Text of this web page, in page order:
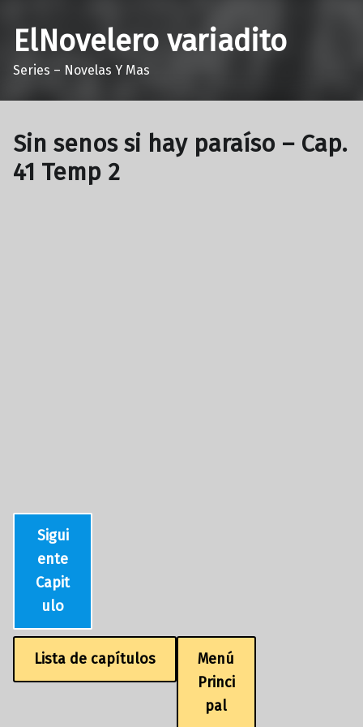
ElNovelero variadito
Series – Novelas Y Mas
Sin senos si hay paraíso – Cap.
41 Temp 2
Sigui
ente
Capit
ulo
Lista de capítulos
Menú
Princi
pal